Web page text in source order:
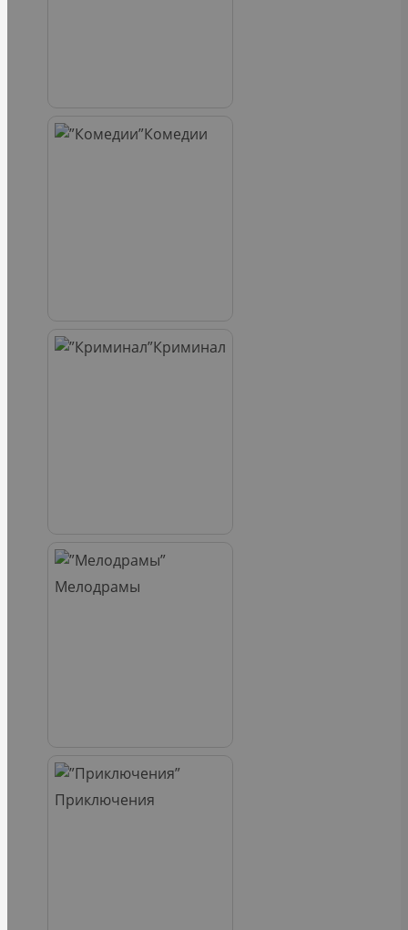
Комедии
Криминал
Мелодрамы
Приключения